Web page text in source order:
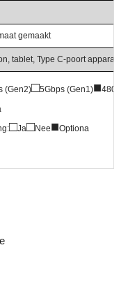
gemaakt
tablet, Type C-poort apparaat,
(Gen2)□5Gbps (Gen1)■
□Ja□Nee■Optiona